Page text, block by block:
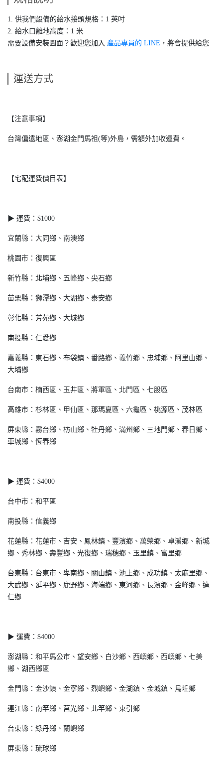
1. 供我們設備的給水接頭規格：1 英吋
2. 給水口離地高度：1 米
需要設備安裝圖面？歡迎您加入 產品專員的 LINE ，將會提供給您
運送方式
【注意事項】
台灣偏遠地區、澎湖金門馬祖(等)外島，需額外加收運費。
【宅配運費價目表】
▶ 運費：$1000
宜蘭縣：大同鄉、南澳鄉
桃園市：復興區
新竹縣：北埔鄉、五峰鄉、尖石鄉
苗栗縣：獅潭鄉、大湖鄉、泰安鄉
彰化縣：芳苑鄉、大城鄉
南投縣：仁愛鄉
嘉義縣：東石鄉、布袋鎮、番路鄉、義竹鄉、忠埔鄉、阿里山鄉、
大埔鄉
台南市：楠西區、玉井區、將軍區、北門區、七股區
高雄市：杉林區、甲仙區、那瑪夏區、六龜區、桃源區、茂林區
屏東縣：霧台鄉、枋山鄉、牡丹鄉、滿州鄉、三地門鄉、春日鄉、
車城鄉、恆春鄉
▶ 運費：$4000
台中市：和平區
南投縣：信義鄉
花蓮縣：花蓮市、吉安、鳳林鎮、豐濱鄉、萬榮鄉、卓溪鄉、新城
鄉、秀林鄉、壽豐鄉、光復鄉、瑞穗鄉、玉里鎮、富里鄉
台東縣：台東市、卑南鄉、關山鎮、池上鄉、成功鎮、太麻里鄉、
大武鄉、延平鄉、鹿野鄉、海端鄉、東河鄉、長濱鄉、金峰鄉、達
仁鄉
▶ 運費：$4000
澎湖縣：和平馬公市、望安鄉、白沙鄉、西嶼鄉、西嶼鄉、七美
鄉、湖西鄉區
金門縣：金沙鎮、金寧鄉、烈嶼鄉、金湖鎮、金城鎮、烏坵鄉
連江縣：南竿鄉、莒光鄉、北竿鄉、東引鄉
台東縣：綠丹鄉、蘭嶼鄉
屏東縣：琉球鄉